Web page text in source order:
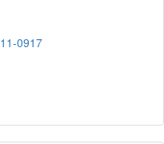
11-0917